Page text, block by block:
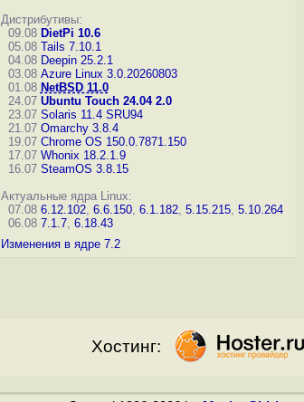
Дистрибутивы:
09.08 DietPi 10.6
05.08 Tails 7.10.1
04.08 Deepin 25.2.1
03.08 Azure Linux 3.0.20260803
01.08 NetBSD 11.0
24.07 Ubuntu Touch 24.04 2.0
23.07 Solaris 11.4 SRU94
21.07 Omarchy 3.8.4
19.07 Chrome OS 150.0.7871.150
17.07 Whonix 18.2.1.9
16.07 SteamOS 3.8.15
Актуальные ядра Linux:
07.08 6.12.102, 6.6.150, 6.1.182, 5.15.215, 5.10.264
06.08 7.1.7, 6.18.43
Изменения в ядре 7.2
Хостинг: